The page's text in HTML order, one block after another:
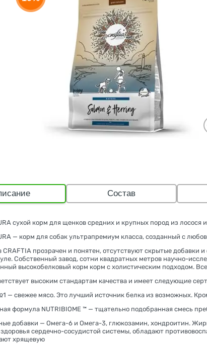
Состав
сухой корм для щенков средних и крупных пород из лосося
— корм для собак ультрапремиум класса, созданный с
CRAFTIA прозрачен и понятен, отсутствуют скрытые добавки
Собственный завод, сотни квадратных метров научно-
высокобелковый корм корм с холистическим подходом.
высоким стандартам качества и имеет следующие
— свежее мясо. Это лучший источник белка из возможных.
формула NUTRIBIOME ™ — тщательно подобранная смесь
добавки — Омега-6 и Омега-3, глюкозамин, хондроитин.
сердечно-сосудистой системы, обладают
хрящевую